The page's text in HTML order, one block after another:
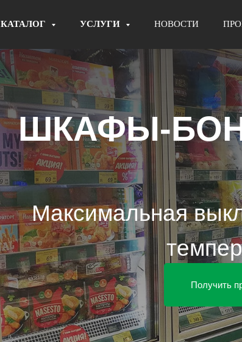
КАТАЛОГ УСЛУГИ НОВОСТИ
ШКАФЫ-
Максимальная
Получить